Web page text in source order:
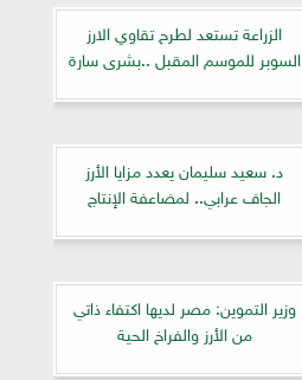
الزراعة تستعد لطرح تقاوي الارز
السوبر للموسم المقبل ..بشرى سارة
د. سعيد سليمان يعدد مزايا الأرز
الجاف عرابي.. لمضاعفة الإنتاج
وزير التموين: مصر لديها اكتفاء ذاتي
من الأرز والفراخ الحية